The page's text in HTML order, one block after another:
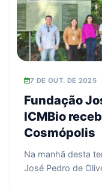
7 DE OUT. DE 2025
Fundação
ICMBio
Cosmópolis
Na manhã desta
José Pedro de